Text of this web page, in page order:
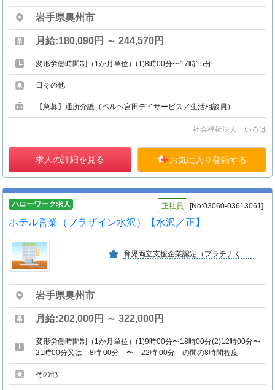
岩手県奥州市
月給:180,090円 ～ 244,570円
変形労働時間制（1か月単位）(1)8時00分〜17時15分
日その他
【急募】通所介護（ペルヘ宮田デイサービス／生活相談員）
社会福祉法人 いろは
求人の詳細を見る お気に入り登録する
ハローワーク求人 正社員 [No:03060-03613061]
ホテル営業（プラザイン水沢）【水沢／正】
育児両立支援企業認定（プラチナくるみん）取得、女性活躍推進企業認定（プラチナえるぼし）取得、いわて働き方改革推進運動アワード最優秀賞２０１７、健康経営優良法人取得
岩手県奥州市
月給:202,000円 ～ 322,000円
変形労働時間制（1か月単位）(1)9時00分〜18時00分(2)12時00分〜
21時00分又は 8時 00分 〜 22時 00分 の間の8時間程度
その他